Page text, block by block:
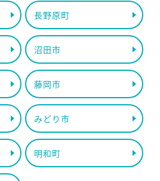
長野原町
沼田市
藤岡市
みどり市
明和町